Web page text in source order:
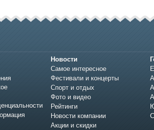
Новости
Самое интересное
Фестивали и концерты
Спорт и отдых
Фото и видео
Рейтинги
Новости компании
Акции и скидки